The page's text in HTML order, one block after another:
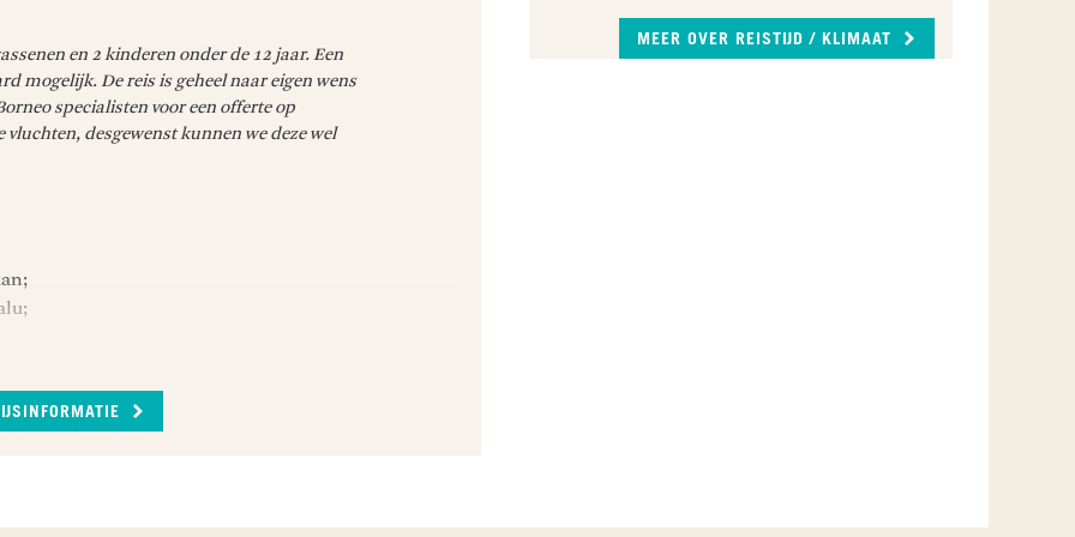
bezoek aan
Beer, ook wel
heb je de
habitat te
Reserve
vaak
Het park
Na
te
en 2 kinderen onder de 12 jaar. Een
mogelijk. De reis is geheel naar eigen wens
specialisten voor een offerte op
desgewenst kunnen we deze wel
kan er het hele jaar door een regenbui vallen. De
noordoost moesson zorgt voor natte periodes
MEER OVER REISTIJD / KLIMAAT